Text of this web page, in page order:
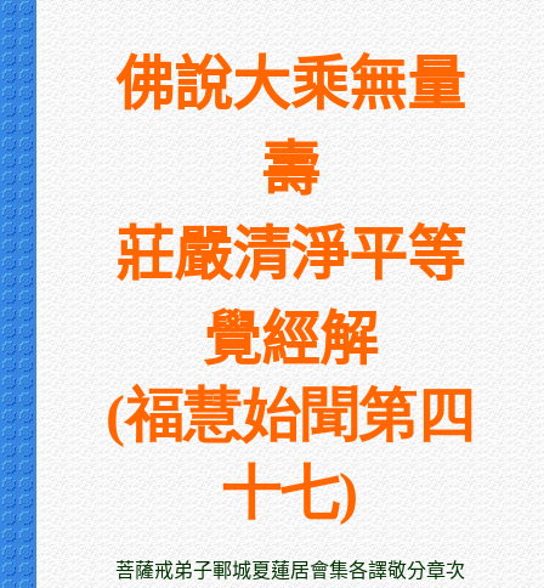
佛說大乘無量
壽
莊嚴清淨平等
覺經解
(福慧始聞第四
十七)
菩薩戒弟子鄆城夏蓮居會集各譯敬分章次